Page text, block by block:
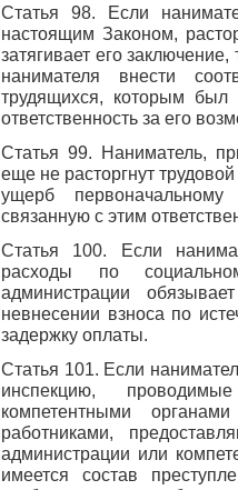
Статья 98. Если
настоящим Законом,
затягивает его
нанимателя внести
трудящихся, которым
ответственность за его
Статья 99. Наниматель,
еще не расторгнут
ущерб
связанную с этим
Статья 100. Если
расходы по
администрации
невнесении взноса по
задержку оплаты.
Статья 101. Если
инспекцию,
компетентными
работниками,
администрации или
имеется состав